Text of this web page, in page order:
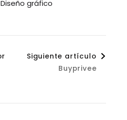
Diseño gráfico
Siguiente artículo
Buyprivee